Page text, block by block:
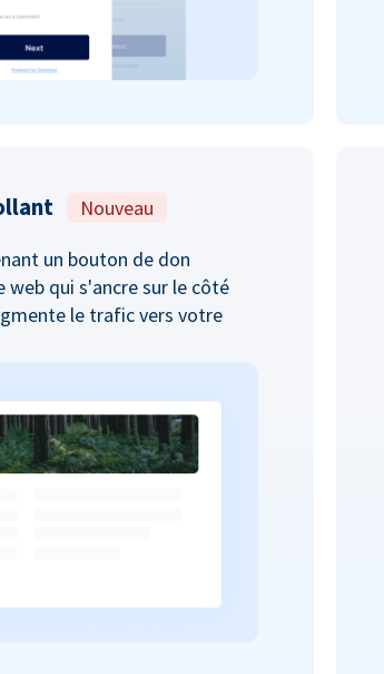
Nouveau
un bouton de don
qui s'ancre sur le côté
le trafic vers votre